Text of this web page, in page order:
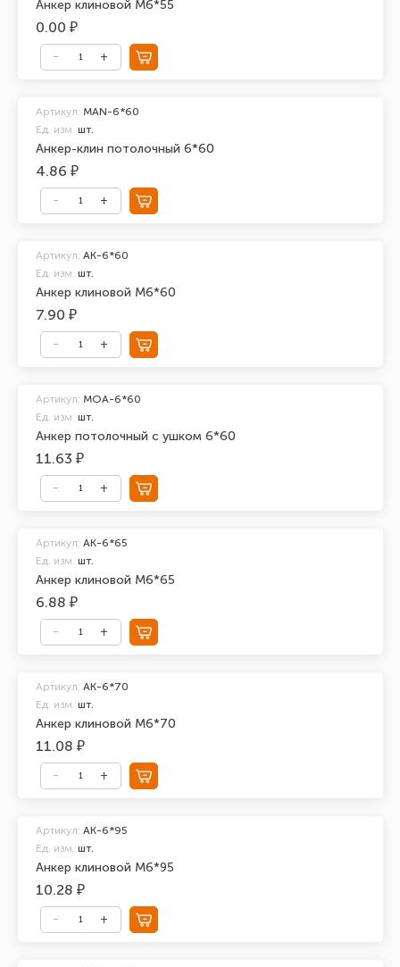
Анкер клиновой М6*55
0.00 ₽
Анкер-клин потолочный 6*60
Артикул: MAN-6*60
Ед. изм. шт.
4.86 ₽
Анкер клиновой М6*60
Артикул: АК-6*60
Ед. изм. шт.
7.90 ₽
Анкер потолочный с ушком 6*60
Артикул: MOA-6*60
Ед. изм. шт.
11.63 ₽
Анкер клиновой М6*65
Артикул: АК-6*65
Ед. изм. шт.
6.88 ₽
Анкер клиновой М6*70
Артикул: АК-6*70
Ед. изм. шт.
11.08 ₽
Анкер клиновой М6*95
Артикул: АК-6*95
Ед. изм. шт.
10.28 ₽